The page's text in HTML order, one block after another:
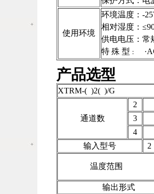
使用环境
环境温度 ： -
相对湿度 ：
供电电压 ： 常
特 殊 型 ：
产品选型
XTRM-( )2( )/G
通道数
2
3
4
输入型号
2
温度范围
输出形式